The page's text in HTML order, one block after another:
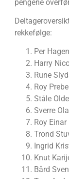
pengene
rekkefølge:
Per
Harry
Rune
Roy
Ståle
Sverre
Roy
Trond
Ingrid
Knut
Bård